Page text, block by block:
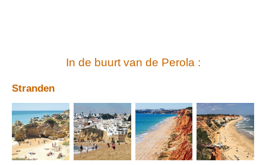
In de buurt van de Perola :
Stranden